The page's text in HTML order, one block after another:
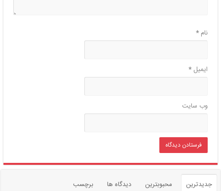
نام*
ایمیل*
وب‌ سایت
جدیدترین محبوبترین دیدگاه ها
برچسب